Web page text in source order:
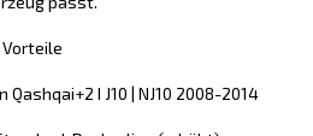
Qashqai+2 I J10 | NJ10 2008-2014